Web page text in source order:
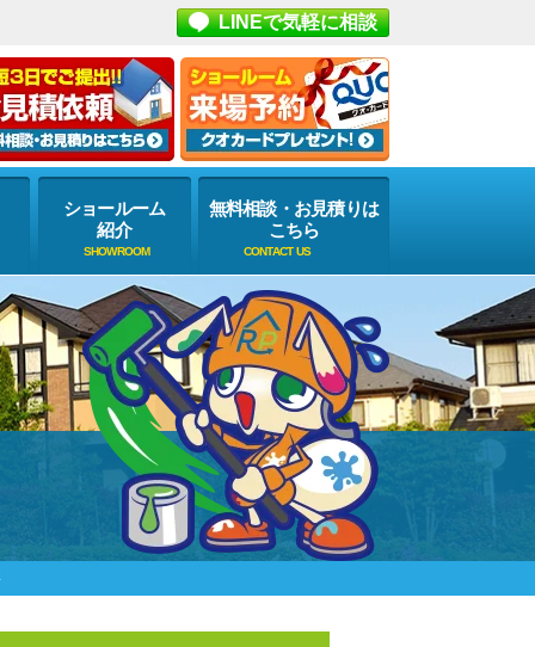
LINEで気軽に相談
ショールーム
紹介
無料相談・お見積りは
こちら